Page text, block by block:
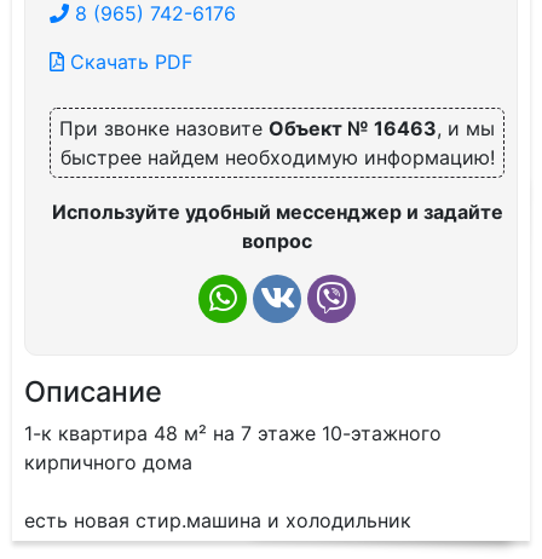
8 (965) 742-6176
Скачать PDF
При звонке назовите Объект № 16463, и мы
быстрее найдем необходимую информацию!
Используйте удобный мессенджер и задайте
вопрос
Описание
1-к квартира 48 м² на 7 этаже 10-этажного
кирпичного дома
есть новая стир.машина и холодильник